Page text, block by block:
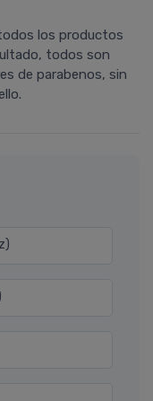
los productos
todos son
de parabenos, sin